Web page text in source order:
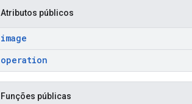
Atributos públicos
image
operation
Funções públicas